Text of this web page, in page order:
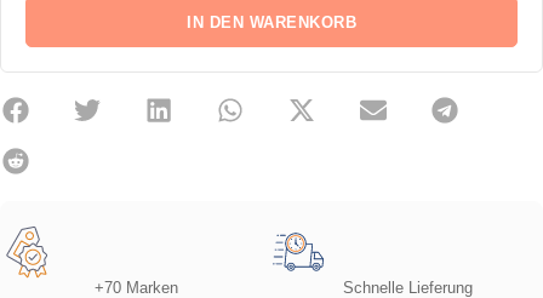
IN DEN WARENKORB
+70 Marken Schnelle Lieferung